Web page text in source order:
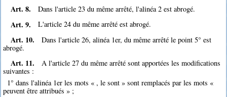
Art. 8. Dans l'article 23 du même arrêté, l'alinéa 2 est abrogé.
Art. 9. L'article 24 du même arrêté est abrogé.
Art. 10.
Dans l'article 26, alinéa 1er, du même arrêté le point 5° est
abrogé.
Art. 11.
A l'article 27 du même arrêté sont apportées les modifications
suivantes :
1° dans l'alinéa 1er les mots « , le sont » sont remplacés par les mots «
peuvent être attribués » ;